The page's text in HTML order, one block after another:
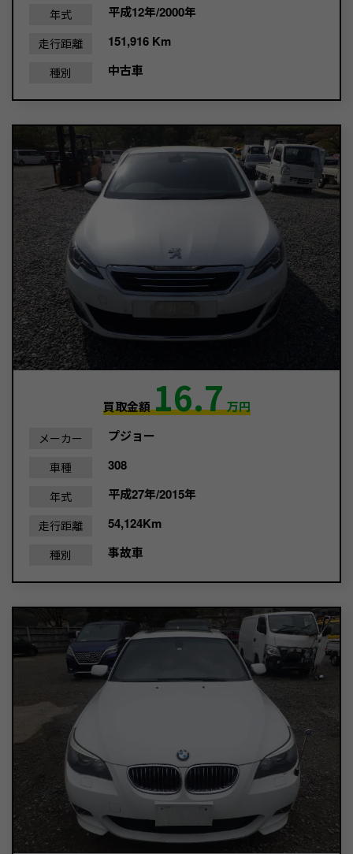
年式 平成12年/2000年
走行距離 151,916 Km
種別 中古車
買取金額16.7万円
メーカー プジョー
車種 308
年式 平成27年/2015年
走行距離 54,124Km
種別 事故車